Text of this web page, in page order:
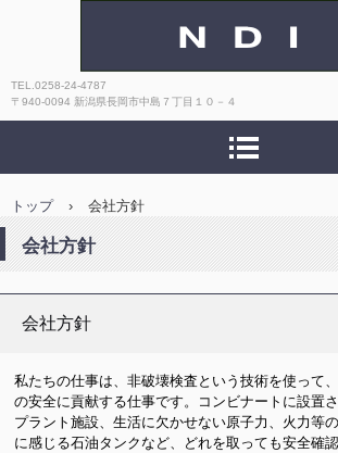
株式会社ＮＤＩ
TEL.0258-24-4787
〒940-0094 新潟県長岡市中島７丁目１０－４
トップ › 会社方針
会社方針
会社方針
私たちの仕事は、非破壊検査という技術を使って
の安全に貢献する仕事です。コンビナートに設置
プラント施設、生活に欠かせない原子力、火力等
に感じる石油タンクなど、どれを取っても安全確